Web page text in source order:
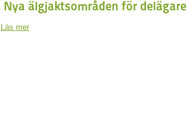
Nya älgjaktsområden för delägare
Läs mer